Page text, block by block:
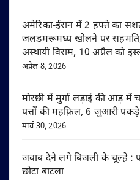
अमेरिका-ईरान में 2 हफ्ते का
जलडमरूमध्य खोलने पर सहमति,
अस्थायी विराम, 10 अप्रैल को
अप्रैल 8, 2026
मोरछी में मुर्गा लड़ाई की आड़
पत्तों की महफ़िल, 6 जुआरी
मार्च 30, 2026
जवाब देने लगे बिजली के चूल्हे :
छोटा बाटला